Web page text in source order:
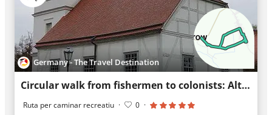
Germany - The Travel Destination
Circular walk from fishermen to colonists: Altwustrow und Neulietzegöricke
Ruta per caminar recreatiu · 0 ·